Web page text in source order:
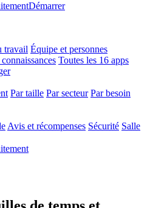
Démarrer
travail Équipe et personnes
Toutes les 16 apps
Par taille Par secteur Par besoin
Avis et récompenses Sécurité Salle